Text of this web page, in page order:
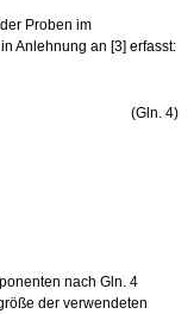
Proben im
Anlehnung an [3] erfasst:
(Gln. 4)
nach Gln. 4
der verwendeten